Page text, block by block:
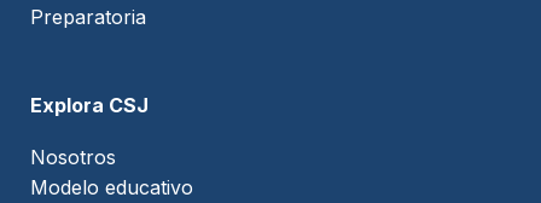
Preparatoria
Explora CSJ
Nosotros
Modelo educativo